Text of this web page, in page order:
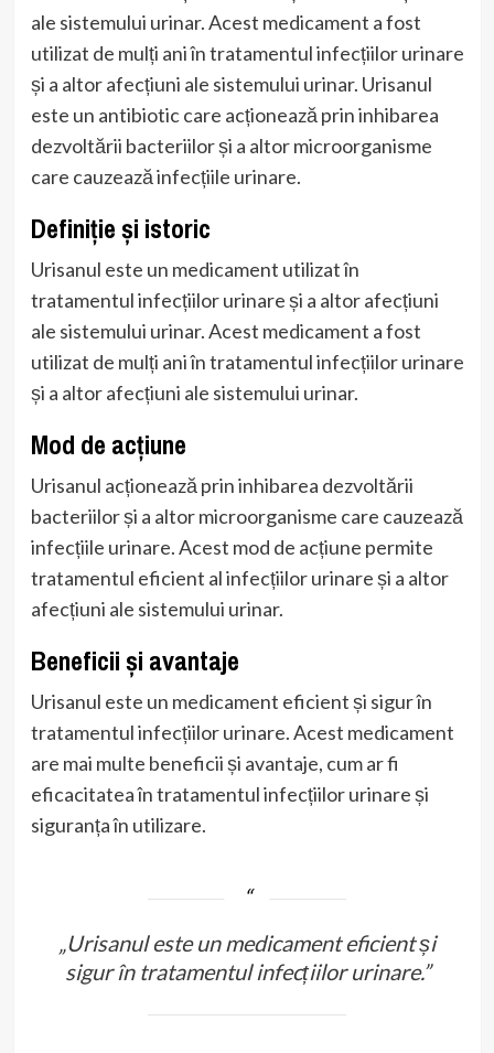
ale sistemului urinar. Acest medicament a fost
utilizat de mulți ani în tratamentul infecțiilor urinare
și a altor afecțiuni ale sistemului urinar. Urisanul
este un antibiotic care acționează prin inhibarea
dezvoltării bacteriilor și a altor microorganisme
care cauzează infecțiile urinare.
Definiție și istoric
Urisanul este un medicament utilizat în
tratamentul infecțiilor urinare și a altor afecțiuni
ale sistemului urinar. Acest medicament a fost
utilizat de mulți ani în tratamentul infecțiilor urinare
și a altor afecțiuni ale sistemului urinar.
Mod de acțiune
Urisanul acționează prin inhibarea dezvoltării
bacteriilor și a altor microorganisme care cauzează
infecțiile urinare. Acest mod de acțiune permite
tratamentul eficient al infecțiilor urinare și a altor
afecțiuni ale sistemului urinar.
Beneficii și avantaje
Urisanul este un medicament eficient și sigur în
tratamentul infecțiilor urinare. Acest medicament
are mai multe beneficii și avantaje, cum ar fi
eficacitatea în tratamentul infecțiilor urinare și
siguranța în utilizare.
„Urisanul este un medicament eficient și
sigur în tratamentul infecțiilor urinare.”